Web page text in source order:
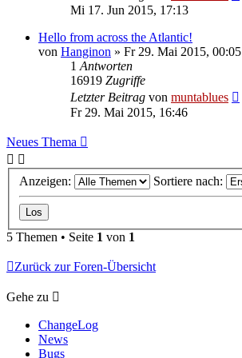
Mi 17. Jun 2015, 17:13
Hello from across the Atlantic!
von Hanginon » Fr 29. Mai 2015, 00:05
1 Antworten
16919 Zugriffe
Letzter Beitrag von muntablues
Fr 29. Mai 2015, 16:46
Neues Thema
Anzeigen: Sortiere nach:
5 Themen • Seite 1 von 1
Zurück zur Foren-Übersicht
Gehe zu
ChangeLog
News
Bugs